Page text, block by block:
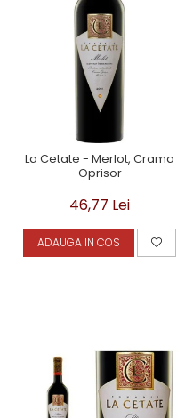
La Cetate - Merlot, Crama
Oprisor
46,77 Lei
ADAUGA IN COS